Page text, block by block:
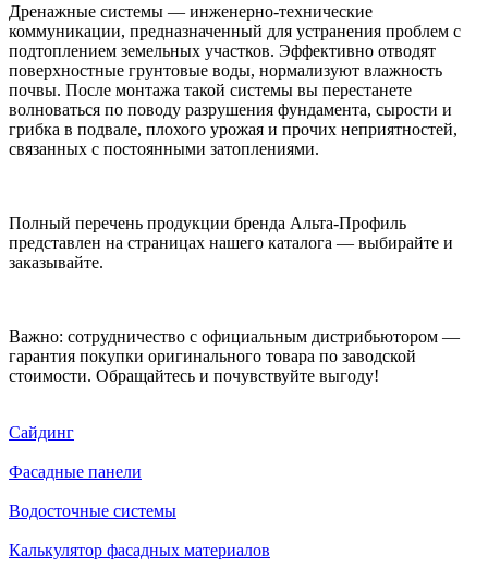
Дренажные системы — инженерно-технические
коммуникации, предназначенный для устранения проблем с
подтоплением земельных участков. Эффективно отводят
поверхностные грунтовые воды, нормализуют влажность
почвы. После монтажа такой системы вы перестанете
волноваться по поводу разрушения фундамента, сырости и
грибка в подвале, плохого урожая и прочих неприятностей,
связанных с постоянными затоплениями.
Полный перечень продукции бренда Альта-Профиль
представлен на страницах нашего каталога — выбирайте и
заказывайте.
Важно: сотрудничество с официальным дистрибьютором —
гарантия покупки оригинального товара по заводской
стоимости. Обращайтесь и почувствуйте выгоду!
Сайдинг
Фасадные панели
Водосточные системы
Калькулятор фасадных материалов